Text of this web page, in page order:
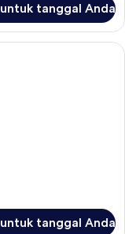
tanggal Anda
Eksekutif, 3 kamar tidur
tanggal Anda